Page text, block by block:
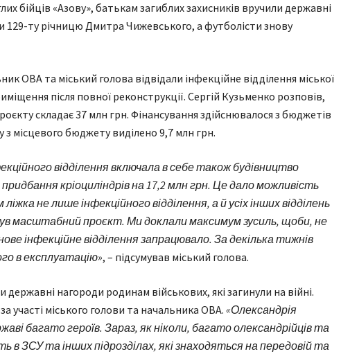
бійців «Азову», батькам загиблих захисників вручили державні
129-ту річницю Дмитра Чижевського, а футболісти знову
ОВА та міський голова відвідали інфекційне відділення міської
після повної реконструкції. Сергій Кузьменко розповів,
складає 37 млн грн. Фінансування здійснювалося з бюджетів
з місцевого бюджету виділено 9,7 млн грн.
відділення включала в себе також будівництво
придбання кріоциліндрів на 17,2 млн грн. Це дало можливість
не лише інфекційного відділення, а й усіх інших відділень
був масштабний проєкт. Ми доклали максимум зусиль, щоби, не
інфекційне відділення запрацювало. За декілька тижнів
в експлуатацію», – підсумував міський голова.
державні нагороди родинам військових, які загинули на війні.
участі міського голови та начальника ОВА. «Олександрія
багато героїв. Зараз, як ніколи, багато олександрійців та
в ЗСУ та інших підрозділах, які знаходяться на передовій та